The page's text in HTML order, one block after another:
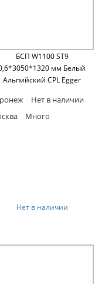
БСП W1100 ST9
мм Белый
Альпийский CPL Egger
Нет в наличии
Много
Нет в наличии